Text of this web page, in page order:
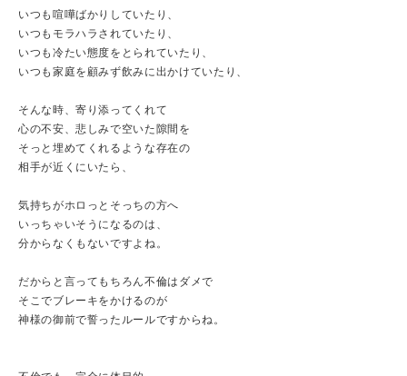
いつも喧嘩ばかりしていたり、
いつもモラハラされていたり、
いつも冷たい態度をとられていたり、
いつも家庭を顧みず飲みに出かけていたり、
そんな時、寄り添ってくれて
心の不安、悲しみで空いた隙間を
そっと埋めてくれるような存在の
相手が近くにいたら、
気持ちがホロっとそっちの方へ
いっちゃいそうになるのは、
分からなくもないですよね。
だからと言ってもちろん不倫はダメで
そこでブレーキをかけるのが
神様の御前で誓ったルールですからね。